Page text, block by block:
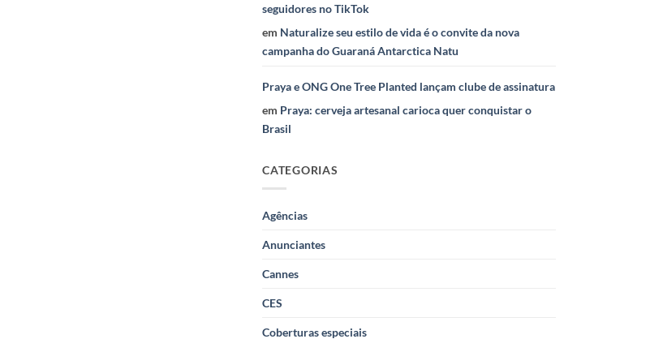
seguidores no TikTok
em Naturalize seu estilo de vida é o convite da nova
campanha do Guaraná Antarctica Natu
Praya e ONG One Tree Planted lançam clube de assinatura
em Praya: cerveja artesanal carioca quer conquistar o
Brasil
CATEGORIAS
Agências
Anunciantes
Cannes
CES
Coberturas especiais